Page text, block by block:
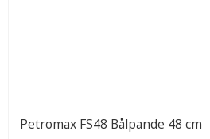
Petromax FS48 Bålpande 48 cm